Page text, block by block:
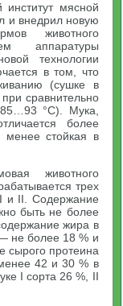
институт мясной
и внедрил новую
животного
аппаратуры
технологии
в том, что
(сушке в
сравнительно
°С). Мука,
более
менее стойкая в
животного
трех
и II. Содержание
быть не более
жира в
не более 18 % и
сырого протеина
42 и 30 % в
I сорта 26 %, II